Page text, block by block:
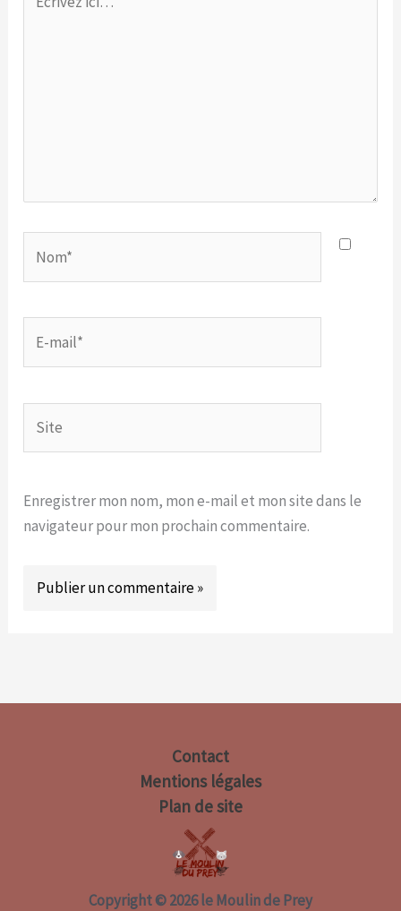
ici…
mail*
Enregistrer mon nom, mon e-mail et mon site dans le
navigateur pour mon prochain commentaire.
Contact
Mentions légales
Plan de site
Copyright © 2026 le Moulin de Prey